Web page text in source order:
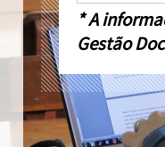
* A
Gestão